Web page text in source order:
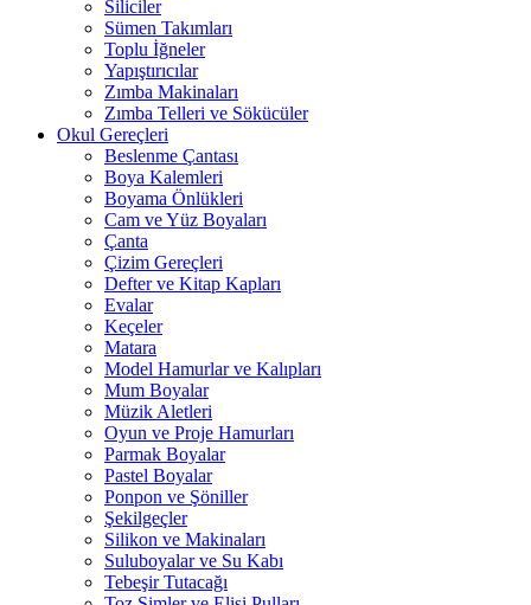
Siliciler
Sümen Takımları
Toplu İğneler
Yapıştırıcılar
Zımba Makinaları
Zımba Telleri ve Sökücüler
Okul Gereçleri
Beslenme Çantası
Boya Kalemleri
Boyama Önlükleri
Cam ve Yüz Boyaları
Çanta
Çizim Gereçleri
Defter ve Kitap Kapları
Evalar
Keçeler
Matara
Model Hamurlar ve Kalıpları
Mum Boyalar
Müzik Aletleri
Oyun ve Proje Hamurları
Parmak Boyalar
Pastel Boyalar
Ponpon ve Şöniller
Şekilgeçler
Silikon ve Makinaları
Suluboyalar ve Su Kabı
Tebeşir Tutacağı